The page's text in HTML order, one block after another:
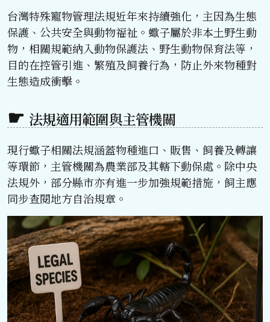
台灣特殊寵物管理法規近年來持續強化，主因為生態
保護、公共安全與動物福祉。蠍子屬於非本土野生動
物，相關規範納入動物保護法、野生動物保育法等，
目的在控管引進、繁殖及飼養行為，防止外來物種對
生態造成衝擊。
法規適用範圍與主管機關
現行蠍子相關法規涵蓋物種進口、販售、飼養及轉讓
等環節，主管機關為農業部及其轄下動保處。除中央
法規外，部分縣市亦有進一步加強規範措施，飼主應
同步查閱地方自治規章。